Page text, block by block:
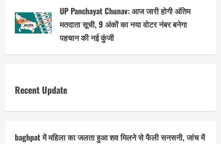
UP Panchayat Chunav: आज जारी होगी अंतिम
मतदाता सूची, 9 अंकों का नया वोटर नंबर बनेगा
पहचान की नई कुंजी
Recent Update
baghpat में महिला का जलता हुआ शव मिलने से फैली सनसनी, जांच में